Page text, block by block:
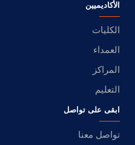
الأكاديميين
الكليات
العمداء
المراكز
التعليم
ابقى على تواصل
تواصل معنا